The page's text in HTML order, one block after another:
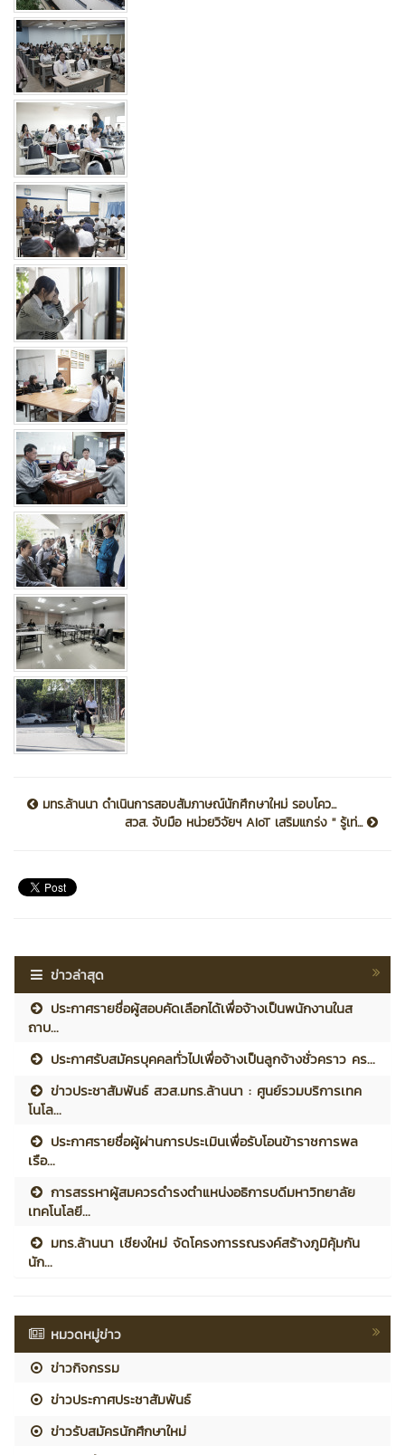
มทร.ล้านนา ดำเนินการสอบสัมภาษณ์นักศึกษาใหม่ รอบโคว...
สวส. จับมือ หน่วยวิจัยฯ AIoT เสริมแกร่ง '' รู้เท่...
ข่าวล่าสุด
ประกาศรายชื่อผู้สอบคัดเลือกได้เพื่อจ้างเป็นพนักงานในส
ถาบ...
ประกาศรับสมัครบุคคลทั่วไปเพื่อจ้างเป็นลูกจ้างชั่วคราว คร...
ข่าวประชาสัมพันธ์ สวส.มทร.ล้านนา : ศูนย์รวมบริการเทค
โนโล...
ประกาศรายชื่อผู้ผ่านการประเมินเพื่อรับโอนข้าราชการพล
เรือ...
การสรรหาผู้สมควรดำรงตำแหน่งอธิการบดีมหาวิทยาลัย
เทคโนโลยี...
มทร.ล้านนา เชียงใหม่ จัดโครงการรณรงค์สร้างภูมิคุ้มกัน
นัก...
หมวดหมู่ข่าว
ข่าวกิจกรรม
ข่าวประกาศประชาสัมพันธ์
ข่าวรับสมัครนักศึกษาใหม่